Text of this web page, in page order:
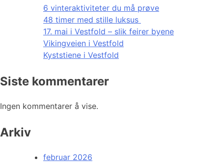
6 vinteraktiviteter du må prøve
48 timer med stille luksus
17. mai i Vestfold – slik feirer byene
Vikingveien i Vestfold
Kyststiene i Vestfold
Siste kommentarer
Ingen kommentarer å vise.
Arkiv
februar 2026